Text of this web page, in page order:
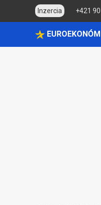
Inzercia +421
EUROEKONÓM